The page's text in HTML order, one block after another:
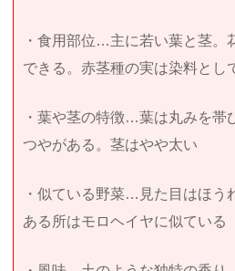
・食用部位…主に若い葉と茎。
できる。赤茎種の実は染料とし
・葉や茎の特徴…葉は丸みを帯
つやがある。茎はやや太い
・似ている野菜…見た目はほう
ある所はモロヘイヤに似ている